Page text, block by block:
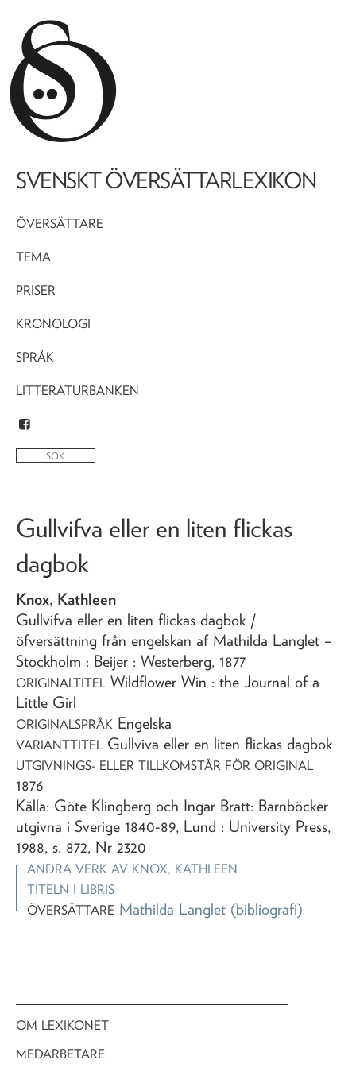
SVENSKT ÖVERSÄTTARLEXIKON
ÖVERSÄTTARE
TEMA
PRISER
KRONOLOGI
SPRÅK
LITTERATURBANKEN
Gullvifva eller en liten flickas
dagbok
Knox, Kathleen
Gullvifva eller en liten flickas dagbok /
öfversättning från engelskan af Mathilda Langlet –
Stockholm : Beijer : Westerberg, 1877
ORIGINALTITEL Wildflower Win : the Journal of a
Little Girl
ORIGINALSPRÅK Engelska
VARIANTTITEL Gullviva eller en liten flickas dagbok
UTGIVNINGS- ELLER TILLKOMSTÅR FÖR ORIGINAL
1876
Källa: Göte Klingberg och Ingar Bratt: Barnböcker
utgivna i Sverige 1840-89, Lund : University Press,
1988, s. 872, Nr 2320
ANDRA VERK AV KNOX, KATHLEEN
TITELN I LIBRIS
ÖVERSÄTTARE Mathilda Langlet (bibliografi)
OM LEXIKONET
MEDARBETARE